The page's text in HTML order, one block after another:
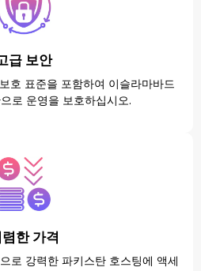
급 보안
호 표준을 포함하여 이슬라마바드
로 운영을 보호하십시오.
한 가격
로 강력한 파키스탄 호스팅에 액세